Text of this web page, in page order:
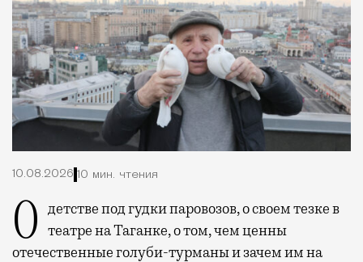
10.08.2026 10 мин. чтения
О детстве под гудки паровозов, о своем тезке в театре на Таганке, о том, чем ценны
отечественные голуби-турманы и зачем им на